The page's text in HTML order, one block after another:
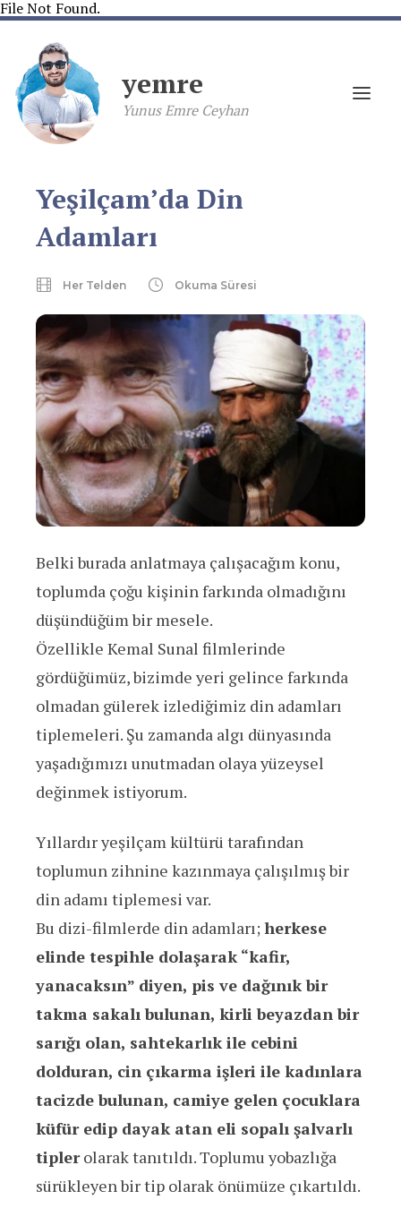
File Not Found.
yemre
Yunus Emre Ceyhan
Yeşilçam’da Din
Adamları
Her Telden Okuma Süresi
Belki burada anlatmaya çalışacağım konu,
toplumda çoğu kişinin farkında olmadığını
düşündüğüm bir mesele.
Özellikle Kemal Sunal filmlerinde
gördüğümüz, bizimde yeri gelince farkında
olmadan gülerek izlediğimiz din adamları
tiplemeleri. Şu zamanda algı dünyasında
yaşadığımızı unutmadan olaya yüzeysel
değinmek istiyorum.
Yıllardır yeşilçam kültürü tarafından
toplumun zihnine kazınmaya çalışılmış bir
din adamı tiplemesi var.
Bu dizi-filmlerde din adamları; herkese
elinde tespihle dolaşarak “kafir,
yanacaksın” diyen, pis ve dağınık bir
takma sakalı bulunan, kirli beyazdan bir
sarığı olan, sahtekarlık ile cebini
dolduran, cin çıkarma işleri ile kadınlara
tacizde bulunan, camiye gelen çocuklara
küfür edip dayak atan eli sopalı şalvarlı
tiplerolarak tanıtıldı. Toplumu yobazlığa
sürükleyen bir tip olarak önümüze çıkartıldı.